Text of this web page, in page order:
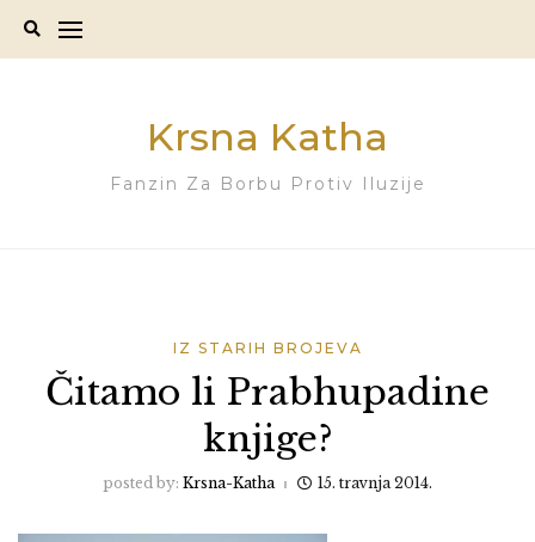
Krsna Katha
Fanzin Za Borbu Protiv Iluzije
IZ STARIH BROJEVA
Čitamo li Prabhupadine
knjige?
posted by: Krsna-Katha 15. travnja 2014.